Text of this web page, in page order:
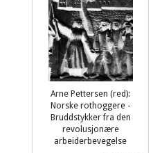
Arne Pettersen (red):
Norske rothoggere -
Bruddstykker fra den
revolusjonære
arbeiderbevegelse